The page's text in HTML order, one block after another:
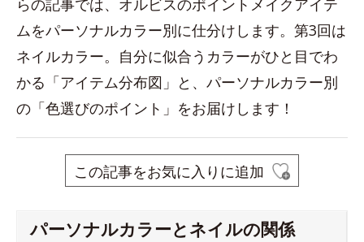
らの記事では、オルビスのポイントメイクアイテ
ムをパーソナルカラー別に仕分けします。第3回は
ネイルカラー。自分に似合うカラーがひと目でわ
かる「アイテム分布図」と、パーソナルカラー別
の「色選びのポイント」をお届けします！
この記事をお気に入りに追加
パーソナルカラーとネイルの関係